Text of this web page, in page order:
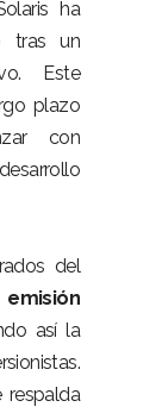
ha
tras un
Este
plazo
con
del
así la
respalda